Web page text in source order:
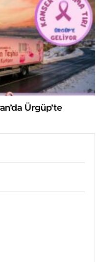
Ürgüp’te